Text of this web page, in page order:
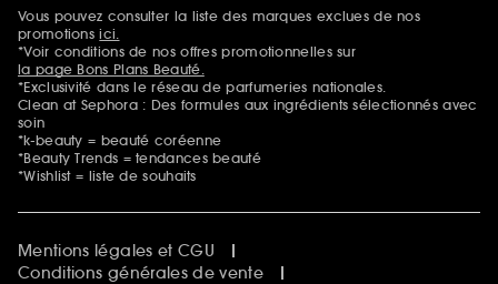
Mentions additionnelles
Vous pouvez consulter la liste des marques exclues de nos
promotionsici.
*Voir conditions de nos offres promotionnelles sur
la page Bons Plans Beauté.
*Exclusivité dans le réseau de parfumeries nationales.
Clean at Sephora : Des formules aux ingrédients sélectionnés avec
soin
*k-beauty = beauté coréenne
*Beauty Trends = tendances beauté
*Wishlist = liste de souhaits
Mentions légales et CGU
Conditions générales de vente